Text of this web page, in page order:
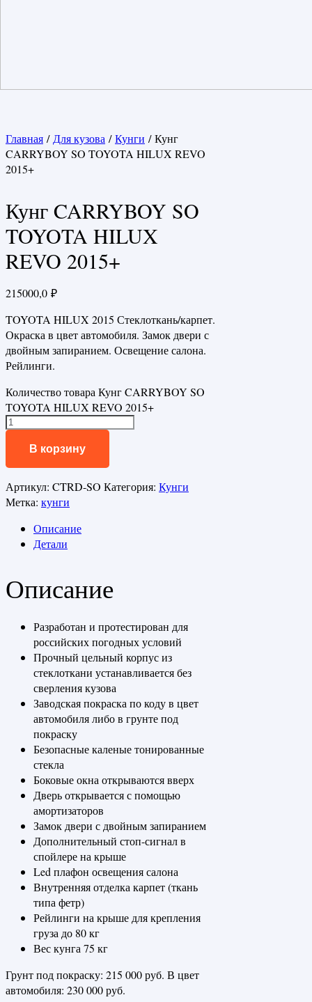
Главная / Для кузова /Кунги / Кунг
CARRYBOY SO TOYOTA HILUX REVO
2015+
Кунг CARRYBOY SO
TOYOTA HILUX
REVO 2015+
215000,0 ₽
TOYOTA HILUX 2015 Стеклоткань/карпет.
Окраска в цвет автомобиля. Замок двери с
двойным запиранием. Освещение салона.
Рейлинги.
Количество товара Кунг CARRYBOY SO
TOYOTA HILUX REVO 2015+
В корзину
Артикул: CTRD-SO Категория: Кунги
Метка: кунги
Описание
Детали
Описание
Разработан и протестирован для
российских погодных условий
Прочный цельный корпус из
стеклоткани устанавливается без
сверления кузова
Заводская покраска по коду в цвет
автомобиля либо в грунте под
покраску
Безопасные каленые тонированные
стекла
Боковые окна открываются вверх
Дверь открывается с помощью
амортизаторов
Замок двери с двойным запиранием
Дополнительный стоп-сигнал в
спойлере на крыше
Led плафон освещения салона
Внутренняя отделка карпет (ткань
типа фетр)
Рейлинги на крыше для крепления
груза до 80 кг
Вес кунга 75 кг
Грунт под покраску: 215 000 руб. В цвет
автомобиля: 230 000 руб.